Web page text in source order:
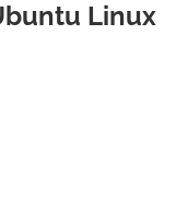
Linux